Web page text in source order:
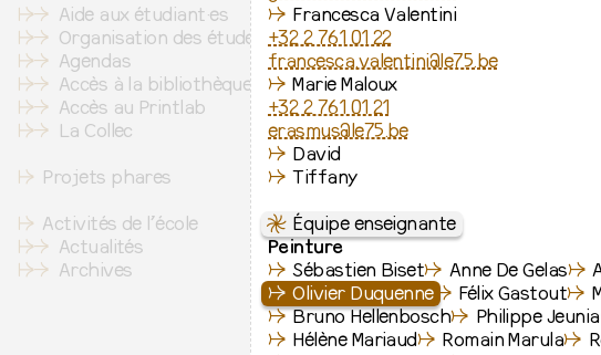
↦⇒ Aide aux étudiant·es
↦⇒ Organisation des études
↦⇒ Agendas
↦⇒ Accès à la bibliothèque
↦⇒ Accès au Printlab
↦⇒ La Collec
↦ Projets phares
↦ Activités de l’école
↦⇒ Actualités
↦⇒ Archives
↛ Francesca Valentini
+32 2 761 01 22
francesca.valentini@le75.be
↛ Marie Maloux
+32 2 761 01 21
erasmus@le75.be
↛ David
↛ Tiffany
⇋ Équipe enseignante
Peinture
↛ Sébastien Biset↛ Anne De Gelas↛
↛ Olivier Duquenne↛ Félix Gastout↛
↛ Bruno Hellenbosch↛ Philippe
↛ Hélène Mariaud↛ Romain Marula↛